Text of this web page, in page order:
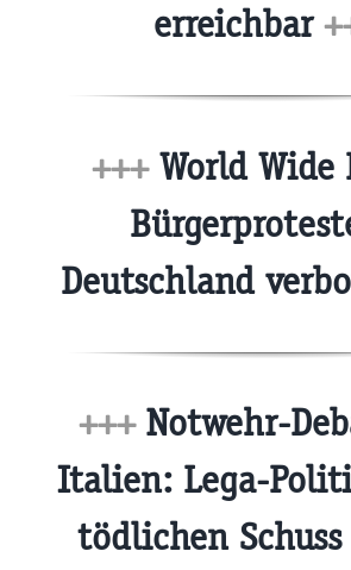
erreichbar
+++World Wide
Deutschland
+++Notwehr-
Italien: Lega-
tödlichen Schuss